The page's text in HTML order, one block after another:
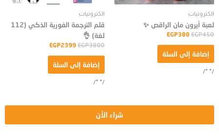
الكترونيات
لعبة أيرون مان الراقص ✨
EGP450
EGP380
إضافة إلى السلة
/* */
الكترونيات
قلم الترجمة الفورية الذكي (112
لغة) 👌
EGP3800
EGP2399
إضافة إلى السلة
/* */
شراء الأن
جميع الحقوق محفوظة لدى موقع شيكو ستور © 2023